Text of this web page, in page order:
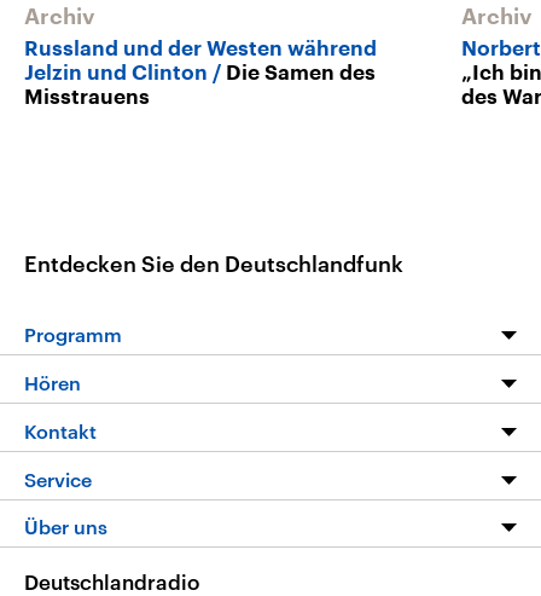
Archiv
Russland und der Westen während
Jelzin und Clinton
Die Samen des
Misstrauens
Archiv
„Ich
des
Entdecken Sie den Deutschlandfunk
Programm
Die Nachrichten
Nachrichtenleicht
Neue Beiträge auf dlf.de
Hören
Livestream
Podcasts
Deutschlandfunk App
Nachrichten App
Kontakt
Service
FAQ
Über uns
Deutschlandradio